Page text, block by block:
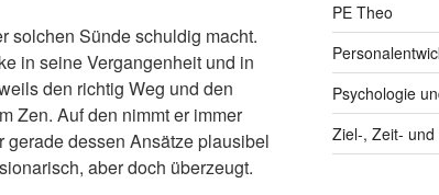
solchen Sünde schuldig macht.
in seine Vergangenheit und in
den richtig Weg und den
Zen. Auf den nimmt er immer
dessen Ansätze plausibel
aber doch überzeugt.
PE Theo
Psychologie
Ziel-, Zeit-